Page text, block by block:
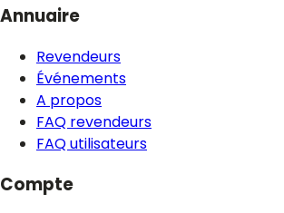
Annuaire
Revendeurs
Événements
A propos
FAQ revendeurs
FAQ utilisateurs
Compte